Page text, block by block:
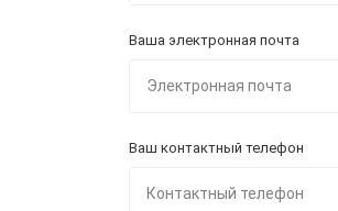
Ваша электронная почта
Ваш контактный телефон